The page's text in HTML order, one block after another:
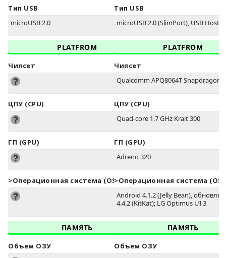
Тип USB
microUSB 2.0
PLATFROM
Чипсет
ЦПУ (CPU)
ГП (GPU)
>Oперационная система (OS)
ПАМЯТЬ
Объем ОЗУ
Тип USB
microUSB 2.0 (SlimPort), USB Host
PLATFROM
Чипсет
Qualcomm APQ8064T Snapdragon
ЦПУ (CPU)
Quad-core 1.7 GHz Krait 300
ГП (GPU)
Adreno 320
>Oперационная система (OS)
Android 4.1.2 (Jelly Bean),
4.4.2 (KitKat); LG Optimus UI 3
ПАМЯТЬ
Объем ОЗУ